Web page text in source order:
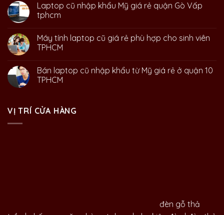
Laptop cũ nhập khẩu Mỹ giá rẻ quận Gò Vấp
tphcm
Máy tính laptop cũ giá rẻ phù hợp cho sinh viên
TPHCM
Bán laptop cũ nhập khẩu từ Mỹ giá rẻ ở quận 10
TPHCM
VỊ TRÍ CỬA HÀNG
đèn gỗ thả